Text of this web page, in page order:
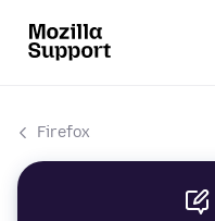
Firefox